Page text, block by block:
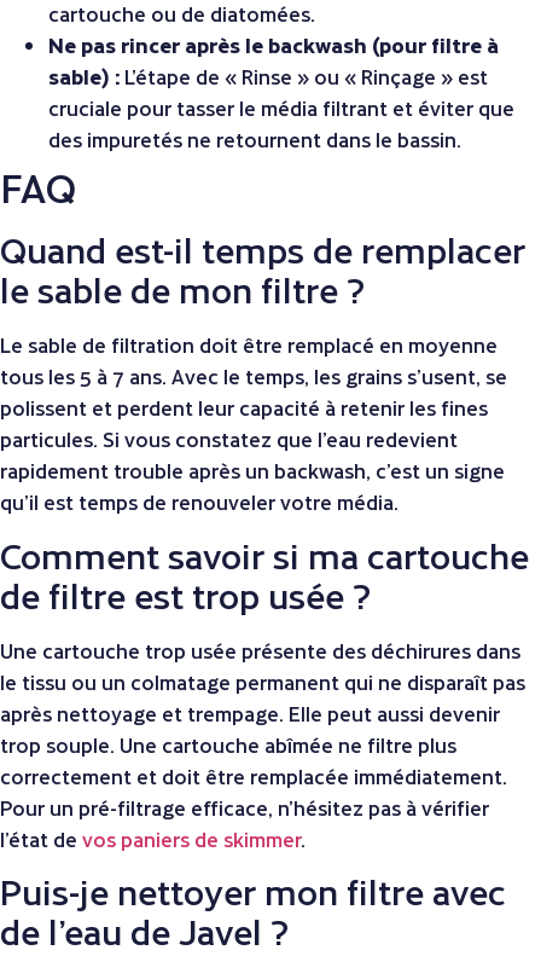
cartouche ou de diatomées.
Ne pas rincer après le backwash (pour filtre à
sable) : L’étape de « Rinse » ou « Rinçage » est
cruciale pour tasser le média filtrant et éviter que
des impuretés ne retournent dans le bassin.
FAQ
Quand est-il temps de remplacer
le sable de mon filtre ?
Le sable de filtration doit être remplacé en moyenne
tous les 5 à 7 ans. Avec le temps, les grains s’usent, se
polissent et perdent leur capacité à retenir les fines
particules. Si vous constatez que l’eau redevient
rapidement trouble après un backwash, c’est un signe
qu’il est temps de renouveler votre média.
Comment savoir si ma cartouche
de filtre est trop usée ?
Une cartouche trop usée présente des déchirures dans
le tissu ou un colmatage permanent qui ne disparaît pas
après nettoyage et trempage. Elle peut aussi devenir
trop souple. Une cartouche abîmée ne filtre plus
correctement et doit être remplacée immédiatement.
Pour un pré-filtrage efficace, n’hésitez pas à vérifier
l’état de vos paniers de skimmer.
Puis-je nettoyer mon filtre avec
de l’eau de Javel ?